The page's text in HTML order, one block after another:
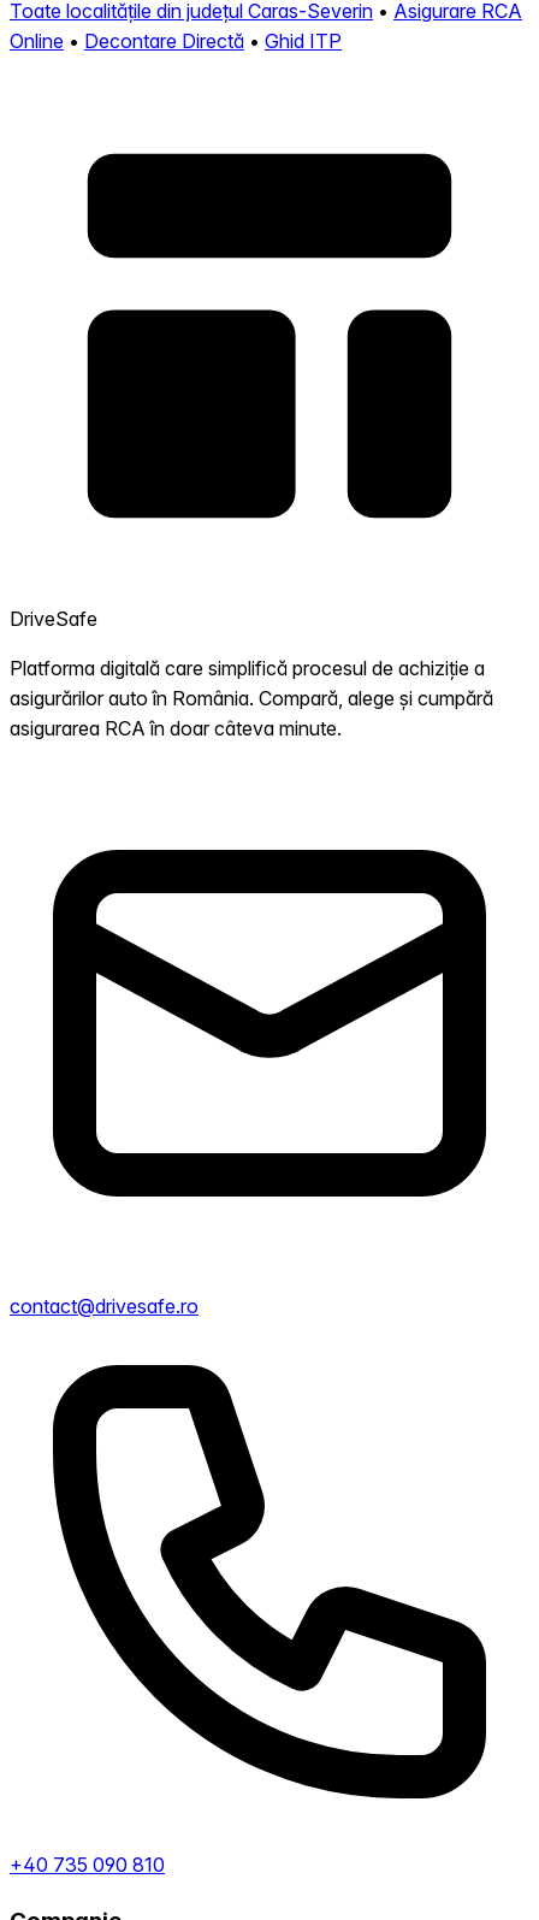
Toate localitățile din județul Caras-Severin • Asigurare RCA
Online • Decontare Directă • Ghid ITP
DriveSafe
Platforma digitală care simplifică procesul de achiziție a
asigurărilor auto în România. Compară, alege și cumpără
asigurarea RCA în doar câteva minute.
contact@drivesafe.ro
+40 735 090 810